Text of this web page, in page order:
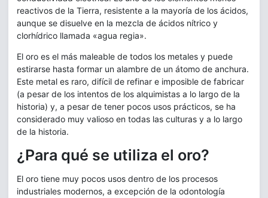
reactivos de la Tierra, resistente a la mayoría de los ácidos,
aunque se disuelve en la mezcla de ácidos nítrico y
clorhídrico llamada «agua regia».
El oro es el más maleable de todos los metales y puede
estirarse hasta formar un alambre de un átomo de anchura.
Este metal es raro, difícil de refinar e imposible de fabricar
(a pesar de los intentos de los alquimistas a lo largo de la
historia) y, a pesar de tener pocos usos prácticos, se ha
considerado muy valioso en todas las culturas y a lo largo
de la historia.
¿Para qué se utiliza el oro?
El oro tiene muy pocos usos dentro de los procesos
industriales modernos, a excepción de la odontología